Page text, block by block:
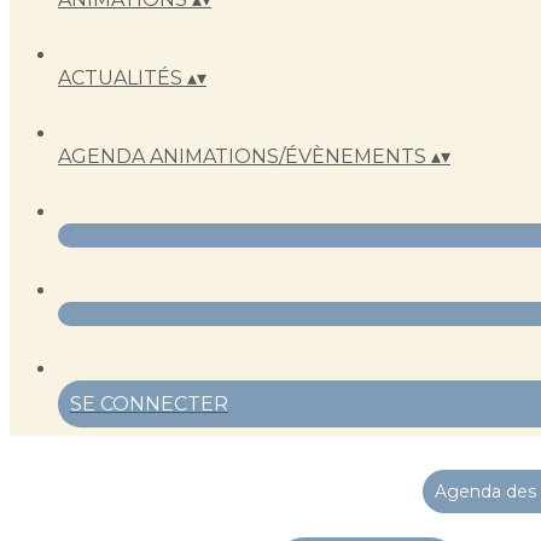
ACTUALITÉS ▴▾
AGENDA ANIMATIONS/ÉVÈNEMENTS ▴▾
SE CONNECTER
Agenda